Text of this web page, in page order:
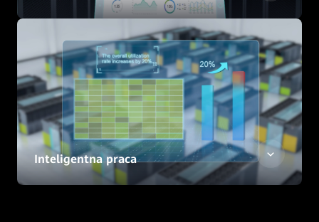
Inteligentna praca